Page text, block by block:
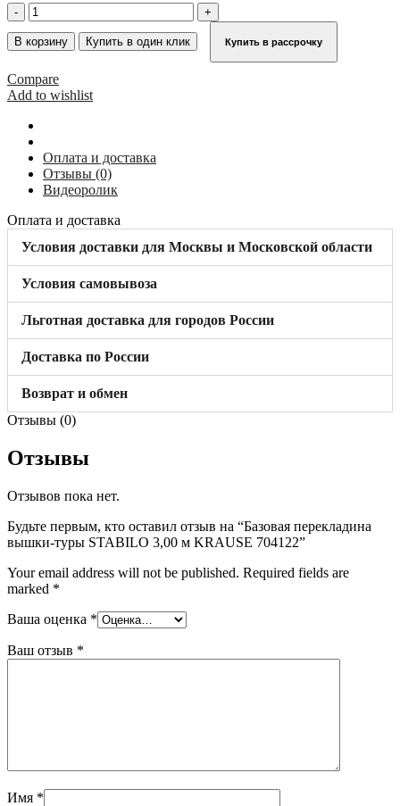
Количество
товара
Базовая
вышки-
туры
STABILO
3,00
м
KRAUSE
704122
В корзину Купить в один клик Купить в рассрочку
Compare
Add to wishlist
Оплата и доставка
Отзывы (0)
Видеоролик
Оплата и доставка
Условия доставки для Москвы и Московской области
Условия самовывоза
Льготная доставка для городов России
Доставка по России
Возврат и обмен
Отзывы (0)
Отзывы
Отзывов пока нет.
Будьте первым, кто оставил отзыв на “Базовая перекладина
вышки-туры STABILO 3,00 м KRAUSE 704122”
Your email address will not be published. Required fields are
marked *
Ваша оценка *
Ваш отзыв *
Имя *